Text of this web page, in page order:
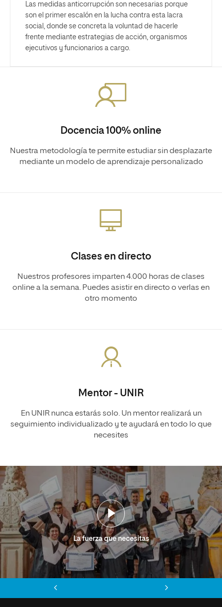
Las medidas anticorrupción son necesarias porque
son el primer escalón en la lucha contra esta lacra
social, donde se concreta la voluntad de hacerle
frente mediante estrategias de acción, organismos
ejecutivos y funcionarios a cargo.
Docencia 100% online
Nuestra metodología te permite estudiar sin desplazarte
mediante un modelo de aprendizaje personalizado
Clases en directo
Nuestros profesores imparten 4.000 horas de clases
online a la semana. Puedes asistir en directo o verlas en
otro momento
Mentor - UNIR
En UNIR nunca estarás solo. Un mentor realizará un
seguimiento individualizado y te ayudará en todo lo que
necesites
La fuerza que necesitas